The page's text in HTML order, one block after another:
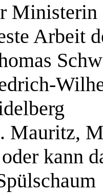
Arbeit
Mauritz,
kann